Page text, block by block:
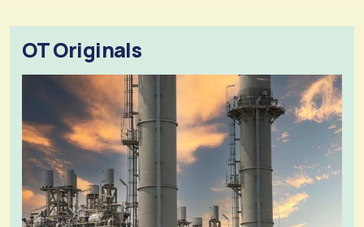
OT Originals